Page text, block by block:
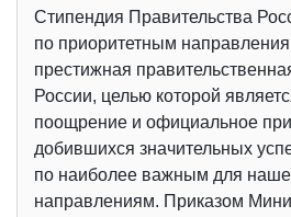
Стипендия Правительства
по приоритетным
престижная
России, целью которой
поощрение и официальное
добившихся значительных
по наиболее важным для
направлениям. Приказом